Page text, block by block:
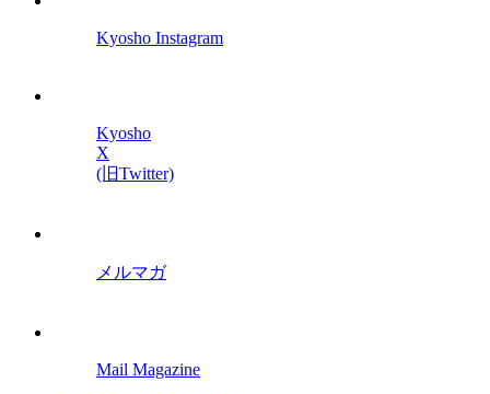
Kyosho Instagram
Kyosho
X
(旧Twitter)
メルマガ
Mail Magazine